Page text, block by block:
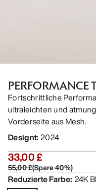
PERFORMANCE
Fortschrittliche
ultraleichten und
Vorderseite aus Mesh.
Designt: 2024
33,00 £
55,00 £(Spare40%)
Reduzierte Farbe: 24K